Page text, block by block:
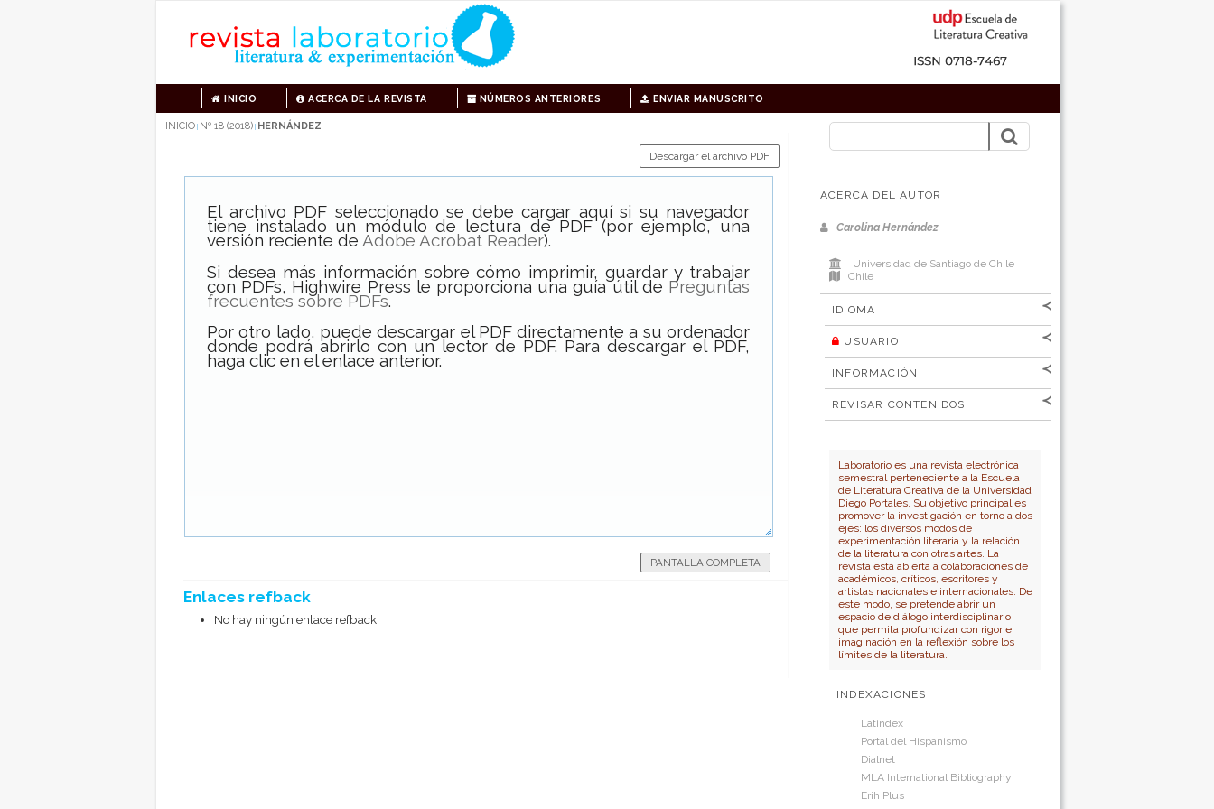
INICIO ACERCA DE LA REVISTA NÚMEROS ANTERIORES ENVIAR MANUSCRITO
ACERCA DEL AUTOR
Carolina Hernández
Universidad de Santiago de Chile
Chile
IDIOMA
[Español
USUARIO
Nombre de
usuario
Contraseña
INFORMACIÓN
Para lectores/as
Para autores
REVISAR CONTENIDOS
Autor
Título
Laboratorio es una revista electrónica
semestral perteneciente a la Escuela
de Literatura Creativa de la Universidad
Diego Portales. Su objetivo principal es
promover la investigación en torno a dos
ejes: los diversos modos de
experimentación literaria y la relación
de la literatura con otras artes. La
revista está abierta a colaboraciones de
académicos, críticos, escritores y
artistas nacionales e internacionales. De
este modo, se pretende abrir un
espacio de diálogo interdisciplinario
que permita profundizar con rigor e
imaginación en la reflexión sobre los
límites de la literatura.
INDEXACIONES
Latindex
Portal del Hispanismo
Dialnet
MLA International Bibliography
Erih Plus
INICIO | Nº 18 (2018) | HERNÁNDEZ
Descargar el archivo PDF
El archivo PDF seleccionado se debe cargar aquí si su navegador
tiene instalado un módulo de lectura de PDF (por ejemplo, una
versión reciente de Adobe Acrobat Reader).
Si desea más información sobre cómo imprimir, guardar y trabajar
con PDFs, Highwire Press le proporciona una guía útil de Preguntas
frecuentes sobre PDFs.
Por otro lado, puede descargar el PDF directamente a su ordenador
donde podrá abrirlo con un lector de PDF. Para descargar el PDF,
haga clic en el enlace anterior.
PANTALLA COMPLETA
Enlaces refback
No hay ningún enlace refback.